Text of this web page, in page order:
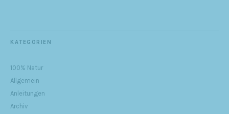
KATEGORIEN
100% Natur
Allgemein
Anleitungen
Archiv